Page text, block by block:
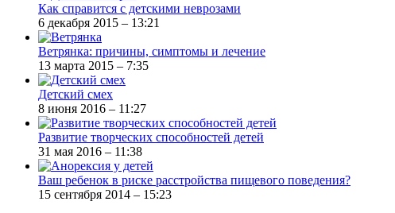
Как справится с детскими неврозами
6 декабря 2015 – 13:21
Ветрянка: причины, симптомы и лечение
13 марта 2015 – 7:35
Детский смех
8 июня 2016 – 11:27
Развитие творческих способностей детей
31 мая 2016 – 11:38
Ваш ребенок в риске расстройства пищевого поведения?
15 сентября 2014 – 15:23